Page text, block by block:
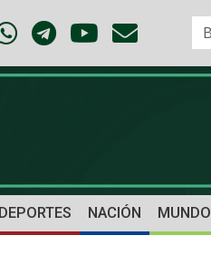
DEPORTES NACIÓN MUNDO